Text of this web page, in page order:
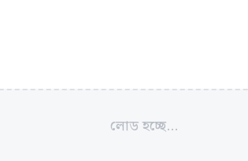
লোড হচ্ছে...